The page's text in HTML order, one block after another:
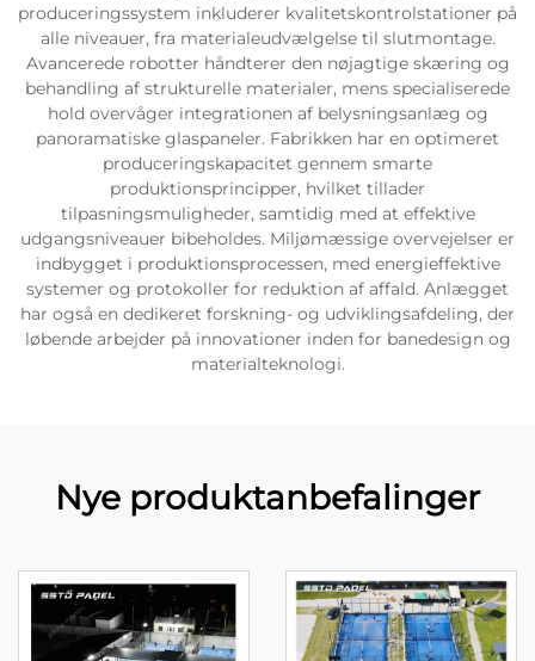
produceringssystem inkluderer kvalitetskontrolstationer på
alle niveauer, fra materialeudvælgelse til slutmontage.
Avancerede robotter håndterer den nøjagtige skæring og
behandling af strukturelle materialer, mens specialiserede
hold overvåger integrationen af belysningsanlæg og
panoramatiske glaspaneler. Fabrikken har en optimeret
produceringskapacitet gennem smarte
produktionsprincipper, hvilket tillader
tilpasningsmuligheder, samtidig med at effektive
udgangsniveauer bibeholdes. Miljømæssige overvejelser er
indbygget i produktionsprocessen, med energieffektive
systemer og protokoller for reduktion af affald. Anlægget
har også en dedikeret forskning- og udviklingsafdeling, der
løbende arbejder på innovationer inden for banedesign og
materialteknologi.
Nye produktanbefalinger